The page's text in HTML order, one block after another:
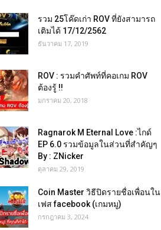
รวม 25โค๊ดเก่า ROV ที่ยังสามารถ
เติมได้ 17/12/2562
ธันวาคม 17, 2019
ROV : รวมคำศัพท์ที่คอเกม ROV
ต้องรู้ !!
มกราคม 20, 2018
Ragnarok M Eternal Love :ไกด์
EP 6.0 รวมข้อมูลในส่วนที่สำคัญๆ
By : ZNicker
ตุลาคม 29, 2019
Coin Master วิธีปิดรายชื่อเพื่อนใน
เฟส facebook (เกมหมู)
กรกฎาคม 3, 2024